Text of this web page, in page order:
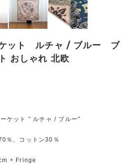
ケット ルチャ / ブルー ブ
おしゃれ 北欧
ット " ルチャ / ブルー"
、コットン30％
+ Fringe